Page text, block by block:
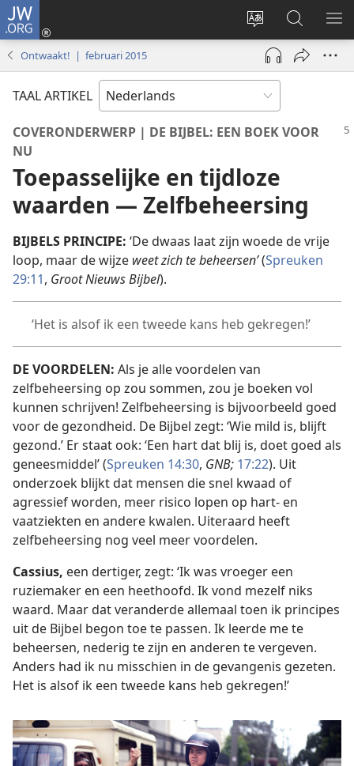
JW.ORG
Taal
site
wijzigen
Inloggen
(opent
nieuw
venster)
Zoeken
op
JW.ORG
Ontwaakt! | februari 2015
TAAL ARTIKEL
COVERONDERWERP | DE BIJBEL: EEN BOEK VOOR
NU
Toepasselijke en tijdloze
waarden — Zelfbeheersing
BIJBELS PRINCIPE: ‘De dwaas laat zijn woede de vrije
loop, maar de wijze weet zich te beheersen’(Spreuken
29:11, Groot Nieuws Bijbel).
‘Het is alsof ik een tweede kans heb gekregen!’
DE VOORDELEN: Als je alle voordelen van
zelfbeheersing op zou sommen, zou je boeken vol
kunnen schrijven! Zelfbeheersing is bijvoorbeeld goed
voor de gezondheid. De Bijbel zegt: ‘Wie mild is, blijft
gezond.’ Er staat ook: ‘Een hart dat blij is, doet goed als
geneesmiddel’ (Spreuken 14:30, GNB; 17:22). Uit
onderzoek blijkt dat mensen die snel kwaad of
agressief worden, meer risico lopen op hart- en
vaatziekten en andere kwalen. Uiteraard heeft
zelfbeheersing nog veel meer voordelen.
Cassius, een dertiger, zegt: ‘Ik was vroeger een
ruziemaker en een heethoofd. Ik vond mezelf niks
waard. Maar dat veranderde allemaal toen ik principes
uit de Bijbel begon toe te passen. Ik leerde me te
beheersen, nederig te zijn en anderen te vergeven.
Anders had ik nu misschien in de gevangenis gezeten.
Het is alsof ik een tweede kans heb gekregen!’